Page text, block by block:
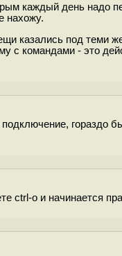
каждый день надо
нахожу.
казались под теми
с командами - это
гораздо
ctrl-o и начинается